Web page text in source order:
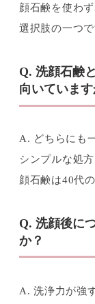
顔石鹸を使わ
選択肢の一つで
Q. 洗顔石鹸
向いています
A. どちらにも
シンプルな処
顔石鹸は40代
Q. 洗顔後に
か？
A. 洗浄力が強